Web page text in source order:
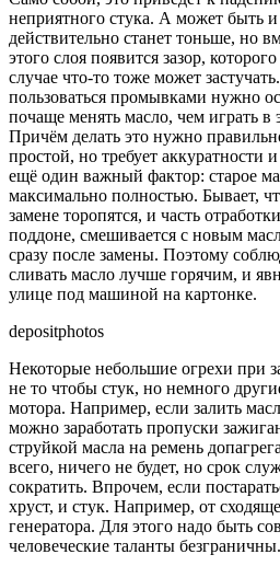
неприятного стука. А может быть
действительно станет тоньше, но
этого слоя появится зазор,
случае что-то тоже может
пользоваться промывками нужно
почаще менять масло, чем играть в
Причём делать это нужно
простой, но требует аккуратности
ещё один важный фактор: старое
максимально полностью. Бывает,
замене торопятся, и часть
поддоне, смешивается с новым
сразу после замены. Поэтому
сливать масло лучше горячим, и
улице под машиной на картонке.
depositphotos
Некоторые небольшие огрехи при
не то чтобы стук, но немного
мотора. Например, если залить
можно заработать пропуски
струйкой масла на ремень
всего, ничего не будет, но срок
сократить. Впрочем, если
хруст, и стук. Например, от
генератора. Для этого надо быть
человеческие таланты безграничны.